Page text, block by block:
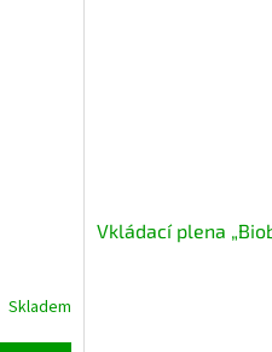
Skladem
Vkládací plena